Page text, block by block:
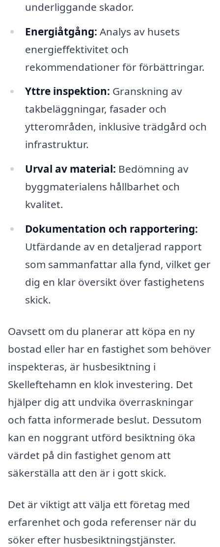
underliggande skador.
Energiåtgång: Analys av husets
energieffektivitet och
rekommendationer för förbättringar.
Yttre inspektion: Granskning av
takbeläggningar, fasader och
ytterområden, inklusive trädgård och
infrastruktur.
Urval av material: Bedömning av
byggmaterialens hållbarhet och
kvalitet.
Dokumentation och rapportering:
Utfärdande av en detaljerad rapport
som sammanfattar alla fynd, vilket ger
dig en klar översikt över fastighetens
skick.
Oavsett om du planerar att köpa en ny
bostad eller har en fastighet som behöver
inspekteras, är husbesiktning i
Skelleftehamn en klok investering. Det
hjälper dig att undvika överraskningar
och fatta informerade beslut. Dessutom
kan en noggrant utförd besiktning öka
värdet på din fastighet genom att
säkerställa att den är i gott skick.
Det är viktigt att välja ett företag med
erfarenhet och goda referenser när du
söker efter husbesiktningstjänster.